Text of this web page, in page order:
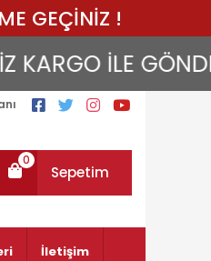
GEÇİNİZ !
İLE
Sepetim
0
İletişim